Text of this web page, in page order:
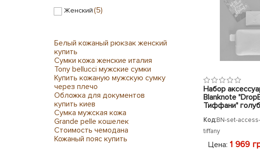
Женский(5)
Белый кожаный рюкзак женский
купить
Сумки кожа женские италия
Tony bellucci мужские сумки
Купить кожаную мужскую сумку
через плечо
Обложка для документов
купить киев
Сумка мужская кожа
Grande pelle кошелек
Стоимость чемодана
Кожаный пояс купить
Набор
Blanknote
Тиффани"
Код:BN-set-
tiffany
Цена: 1 969